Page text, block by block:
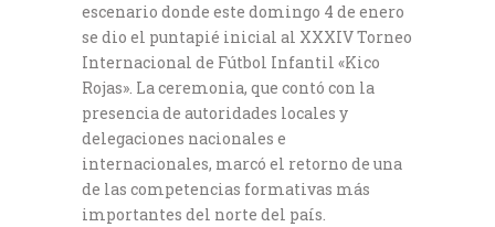
escenario donde este domingo 4 de enero
se dio el puntapié inicial al XXXIV Torneo
Internacional de Fútbol Infantil «Kico
Rojas». La ceremonia, que contó con la
presencia de autoridades locales y
delegaciones nacionales e
internacionales, marcó el retorno de una
de las competencias formativas más
importantes del norte del país.